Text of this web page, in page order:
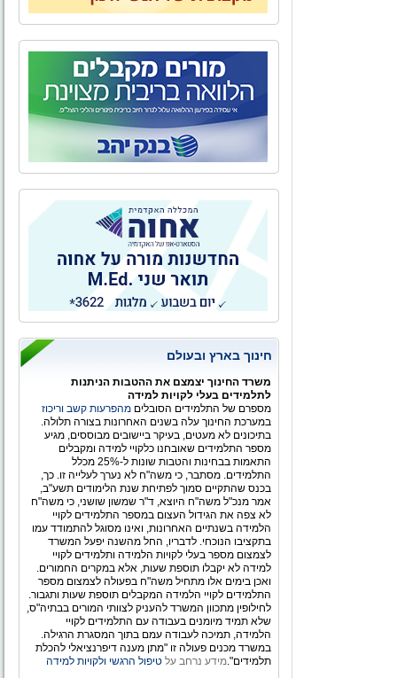
חינוך בארץ ובעולם
משרד החינוך יצמצם את ההטבות הניתנות
לתלמידים בעלי לקויות למידה
מספרם של התלמידים הסובלים מהפרעות קשב וריכוז
במערכת החינוך עלה בשנים האחרונות בצורה תלולה.
בתיכונים לא מעטים, בעיקר ביישובים מבוססים, מגיע
מספר התלמידים שאובחנו כלקויי למידה ומקבלים
התאמות בבחינות והטבות שונות ל-25% מכלל
התלמידים. מסתבר, כי משה"ח לא נערך לעלייה זו. כך,
בכנס שהתקיים סמוך לפתיחת שנת הלימודים תשע"ב,
אמר מנכ"ל משה"ח היוצא, ד"ר שמשון שושני, כי משה"ח
לא צפה את הגידול העצום במספר התלמידים לקויי
הלמידה בשנתיים האחרונות, ואינו מסוגל להתמודד עמו
בתקציבו הנוכחי. לדבריו, החל מהשנה יפעל המשרד
לצמצום מספר בעלי לקויות הלמידה ותלמידים לקויי
למידה לא יקבלו תוספת שעות, אלא במקרים החמורים.
ואכן בימים אלו מתחיל משה"ח בפעולה לצמצום מספר
התלמידים לקויי הלמידה המקבלים תוספת שעות ותגבור.
לחילופין מתכוון המשרד להעניק לצוותי המורים בבתיה"ס,
שלא תמיד מיומנים בעבודה עם התלמידים לקויי
הלמידה, תמיכה לעבודה עמם בתוך המסגרת הרגילה.
במשרד מכנים פעולה זו "מתן מענה דיפרנציאלי להכלת
תלמידים".מידע נרחב על טיפול הרגשי ולקויות למידה